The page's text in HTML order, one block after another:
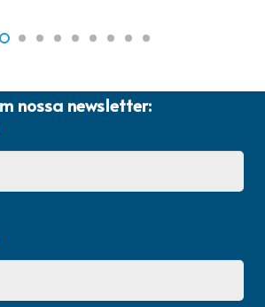
nossa newsletter: